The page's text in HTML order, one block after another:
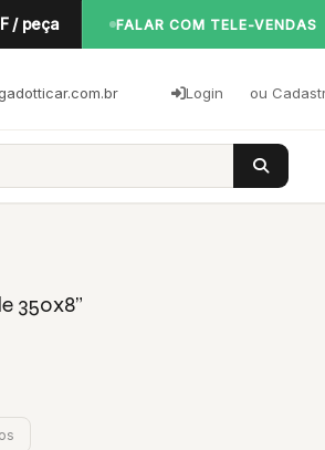
/ peça FALAR COM TELE-VENDAS
Login ou
350x8”